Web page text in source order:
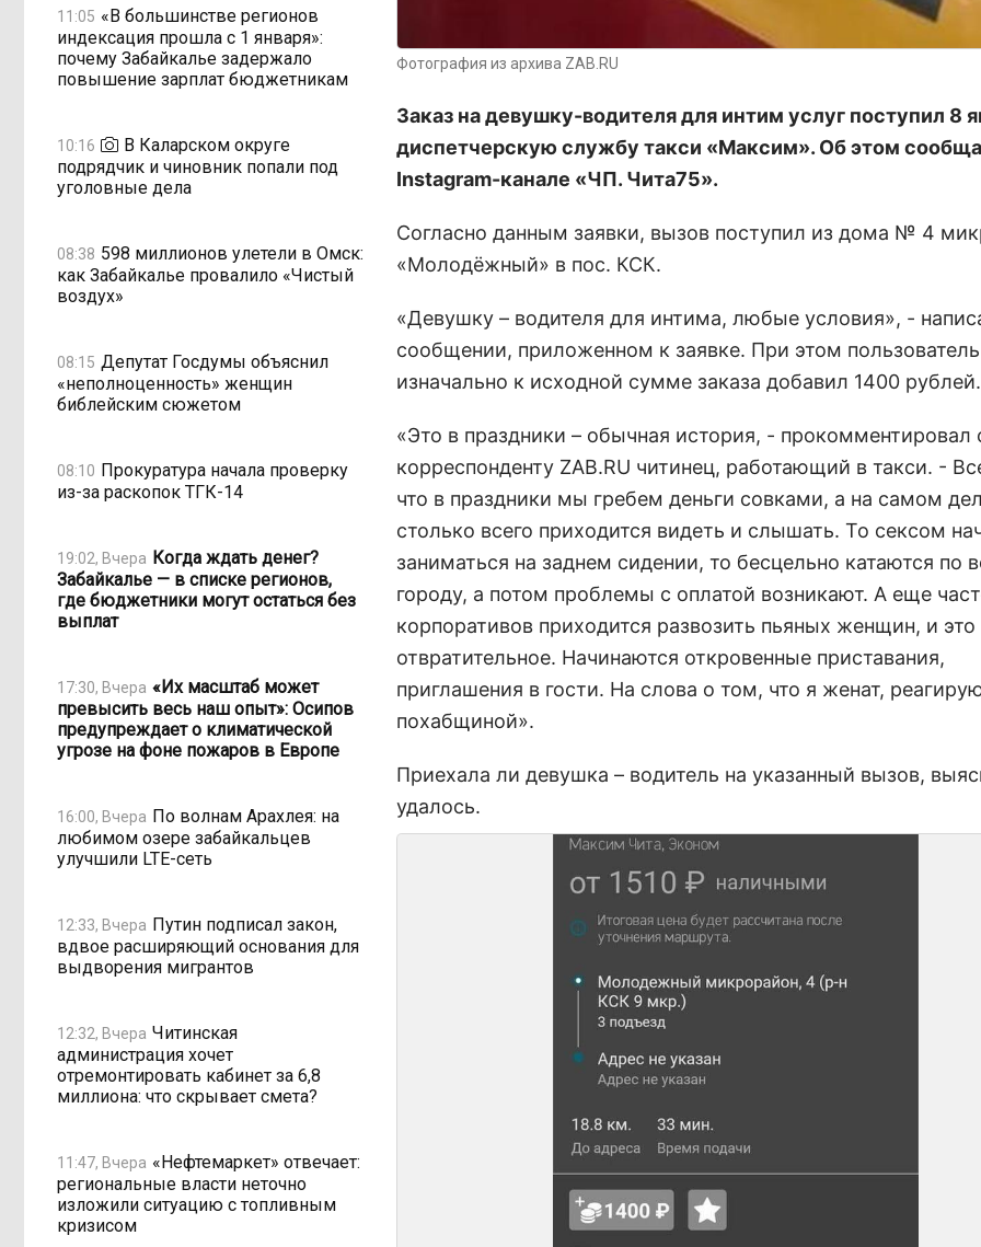
11:05 «В большинстве регионов
индексация прошла с 1 января»:
почему Забайкалье задержало
повышение зарплат бюджетникам
10:16
В Каларском округе
подрядчик и чиновник попали под
уголовные дела
08:38 598 миллионов улетели в Омск:
как Забайкалье провалило «Чистый
воздух»
08:15 Депутат Госдумы объяснил
«неполноценность» женщин
библейским сюжетом
08:10 Прокуратура начала проверку
из-за раскопок ТГК-14
19:02, Вчера Когда ждать денег?
Забайкалье — в списке регионов,
где бюджетники могут остаться без
выплат
17:30, Вчера «Их масштаб может
превысить весь наш опыт»: Осипов
предупреждает о климатической
угрозе на фоне пожаров в Европе
16:00, Вчера По волнам Арахлея: на
любимом озере забайкальцев
улучшили LTE-сеть
12:33, Вчера Путин подписал закон,
вдвое расширяющий основания для
выдворения мигрантов
12:32, Вчера Читинская
администрация хочет
отремонтировать кабинет за 6,8
миллиона: что скрывает смета?
11:47, Вчера «Нефтемаркет» отвечает:
региональные власти неточно
изложили ситуацию с топливным
кризисом
Фотография из архива ZAB.RU
Заказ на девушку-водителя для интим услуг поступил 8
диспетчерскую службу такси «Максим». Об этом
Instagram-канале «ЧП. Чита75».
Согласно данным заявки, вызов поступил из дома № 4
«Молодёжный» в пос. КСК.
«Девушку – водителя для интима, любые условия», -
сообщении, приложенном к заявке. При этом пользователь
изначально к исходной сумме заказа добавил 1400 рублей.
«Это в праздники – обычная история, - прокомментировал
корреспонденту ZAB.RU читинец, работающий в такси. -
что в праздники мы гребем деньги совками, а на самом
столько всего приходится видеть и слышать. То сексом
заниматься на заднем сидении, то бесцельно катаются по
городу, а потом проблемы с оплатой возникают. А еще
корпоративов приходится развозить пьяных женщин, и
отвратительное. Начинаются откровенные приставания,
приглашения в гости. На слова о том, что я женат,
похабщиной».
Приехала ли девушка – водитель на указанный вызов,
удалось.